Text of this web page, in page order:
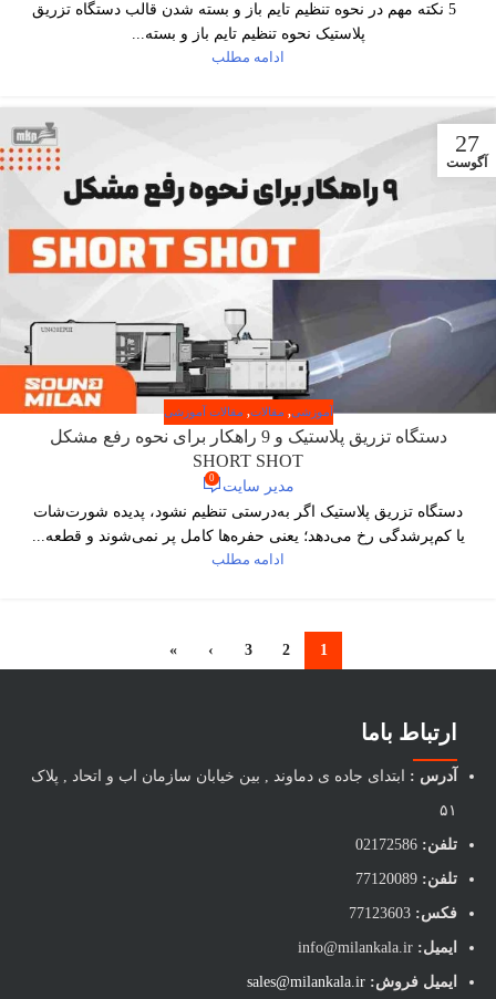
5 نکته مهم در نحوه تنظیم تایم باز و بسته شدن قالب دستگاه تزریق
پلاستیک نحوه تنظیم تایم باز و بسته...
ادامه مطلب
27
آگوست
آموزشی, مقالات, مقالات آموزشی
دستگاه تزریق پلاستیک و 9 راهکار برای نحوه رفع مشکل
SHORT SHOT
مدیر سایت 0
دستگاه تزریق پلاستیک اگر به‌درستی تنظیم نشود، پدیده شورت‌شات
یا کم‌پرشدگی رخ می‌دهد؛ یعنی حفره‌ها کامل پر نمی‌شوند و قطعه...
ادامه مطلب
1
2
3
›
»
ارتباط باما
آدرس : ابتدای جاده ی دماوند , بین خیابان سازمان اب و اتحاد , پلاک
۵۱
تلفن: 02172586
تلفن:
فکس:
ایمیل:
ایمیل فروش: sales@milankala.ir